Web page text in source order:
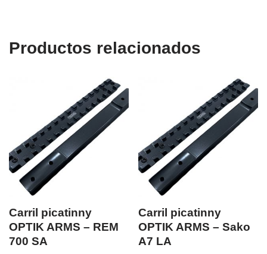
Productos relacionados
Carril picatinny
OPTIK ARMS – REM
700 SA
Carril picatinny
OPTIK ARMS – Sako
A7 LA